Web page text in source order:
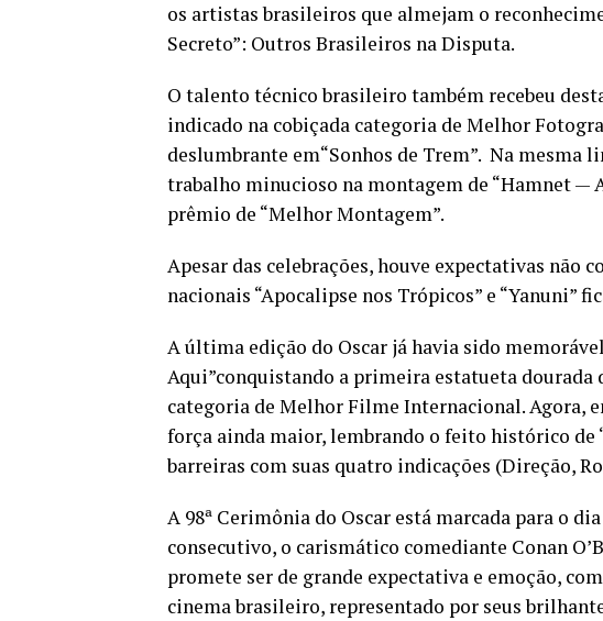
os artistas brasileiros que almejam o
Secreto”: Outros Brasileiros na Disputa.
O talento técnico brasileiro também recebeu
indicado na cobiçada categoria de Melhor
deslumbrante em“Sonhos de Trem”. Na mesma
trabalho minucioso na montagem de “Hamnet —
prêmio de “Melhor Montagem”.
Apesar das celebrações, houve expectativas não
nacionais “Apocalipse nos Trópicos” e “Yanuni”
A última edição do Oscar já havia sido
Aqui”conquistando a primeira estatueta dourada
categoria de Melhor Filme Internacional. Agora,
força ainda maior, lembrando o feito histórico de
barreiras com suas quatro indicações (Direção,
A 98ª Cerimônia do Oscar está marcada para o
consecutivo, o carismático comediante Conan
promete ser de grande expectativa e emoção,
cinema brasileiro, representado por seus